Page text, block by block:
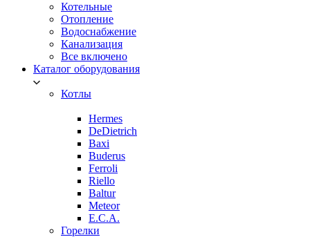
Котельные
Отопление
Водоснабжение
Канализация
Все включено
Каталог оборудования
Котлы
Hermes
DeDietrich
Baxi
Buderus
Ferroli
Riello
Baltur
Meteor
E.C.A.
Горелки